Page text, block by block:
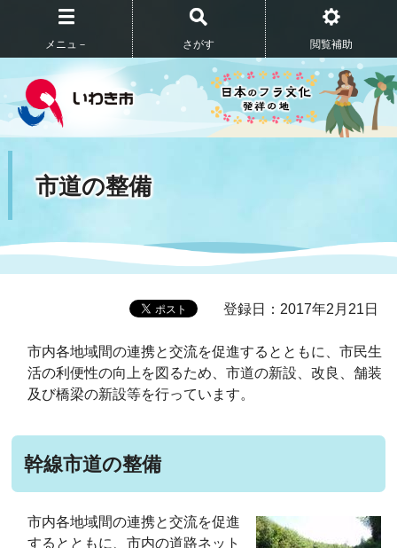
メニュ－ さがす 閲覧補助
市道の整備
登録日：2017年2月21日
市内各地域間の連携と交流を促進するとともに、市民生
活の利便性の向上を図るため、市道の新設、改良、舗装
及び橋梁の新設等を行っています。
幹線市道の整備
市内各地域間の連携と交流を促進
するとともに、市内の道路ネット